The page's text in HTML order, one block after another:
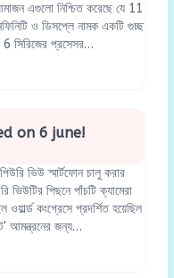
এগুলো নিশ্চিত করেছে যে 11
ও ডিসপ্লে নামক একটি গুচ্ছ
6 সিরিজের প্রসেসর…
on 6 june!
ভিউ স্মার্টফোন চালু করার
পিছনে পাঁচটি ক্যামেরা
কংগ্রেসে প্রদর্শিত হয়েছিল
আমন্ত্রনের জন্য…